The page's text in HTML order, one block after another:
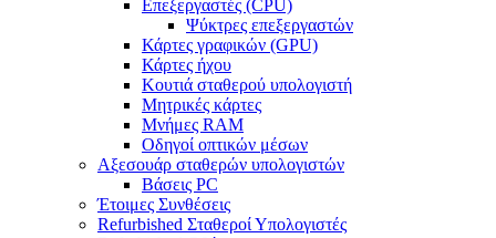
Επεξεργαστές (CPU)
Ψύκτρες επεξεργαστών
Κάρτες γραφικών (GPU)
Κάρτες ήχου
Κουτιά σταθερού υπολογιστή
Μητρικές κάρτες
Μνήμες RAM
Οδηγοί οπτικών μέσων
Αξεσουάρ σταθερών υπολογιστών
Βάσεις PC
Έτοιμες Συνθέσεις
Refurbished Σταθεροί Υπολογιστές